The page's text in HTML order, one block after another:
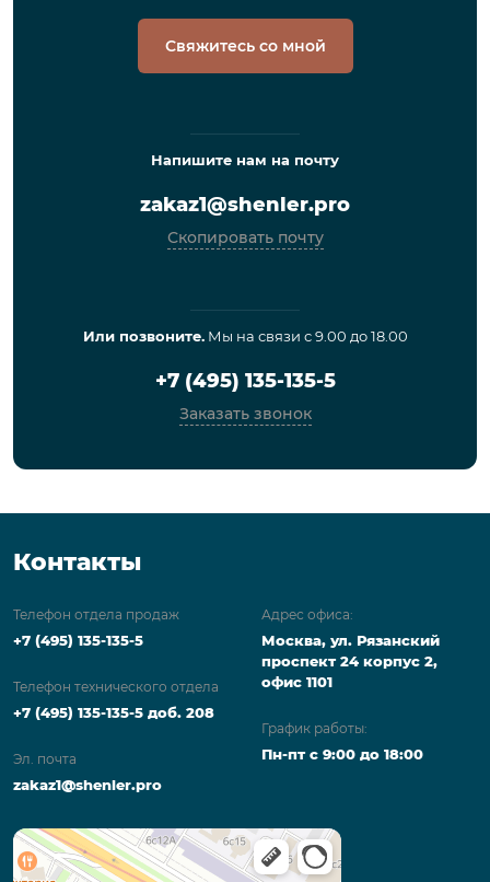
Свяжитесь со мной
Напишите нам на почту
zakaz1@shenler.pro
Скопировать почту
Или позвоните.Мы на связи с 9.00 до 18.00
+7 (495) 135-135-5
Заказать звонок
Контакты
Телефон отдела продаж
+7 (495) 135-135-5
Телефон технического отдела
+7 (495) 135-135-5 доб. 208
Эл. почта
zakaz1@shenler.pro
Адрес офиса:
Москва, ул. Рязанский
проспект 24 корпус 2,
офис 1101
График работы:
Пн-пт с 9:00 до 18:00